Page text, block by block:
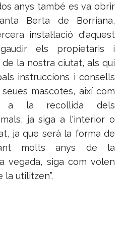
anys també es va obrir
Berta de Borriana,
instal·lació d'aquest
els propietaris i
la nostra ciutat, als qui
instruccions i consells
mascotes, així com
a la recollida dels
ja siga a l'interior o
ja que serà la forma de
molts anys de la
vegada, siga com volen
utilitzen”.